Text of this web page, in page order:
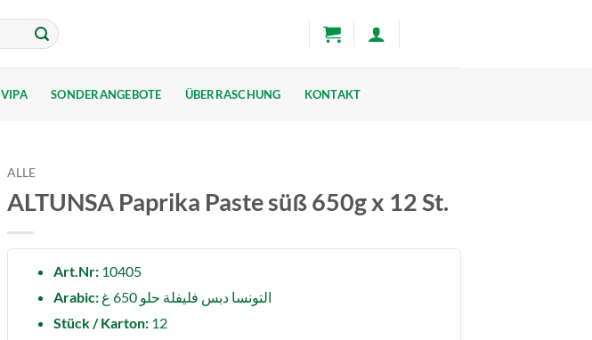
VIPA SONDERANGEBOTE ÜBERRASCHUNG KONTAKT
ALLE
ALTUNSA Paprika Paste süß 650g x 12 St.
Art.Nr:10405
Arabic:
التونسا دبس فليفلة حلو 650 غ
Stück / Karton:12